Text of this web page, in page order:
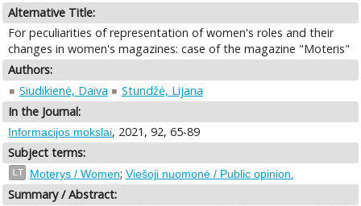
Alternative Title:
For peculiarities of representation of women's roles and their
changes in women's magazines: case of the magazine "Moteris"
Authors:
Siudikienė, Daiva
Stundžė, Lijana
In the Journal:
Informacijos mokslai, 2021, 92, 65-89
Subject terms:
LT Moterys / Women; Viešoji nuomonė / Public opinion.
Summary / Abstract: